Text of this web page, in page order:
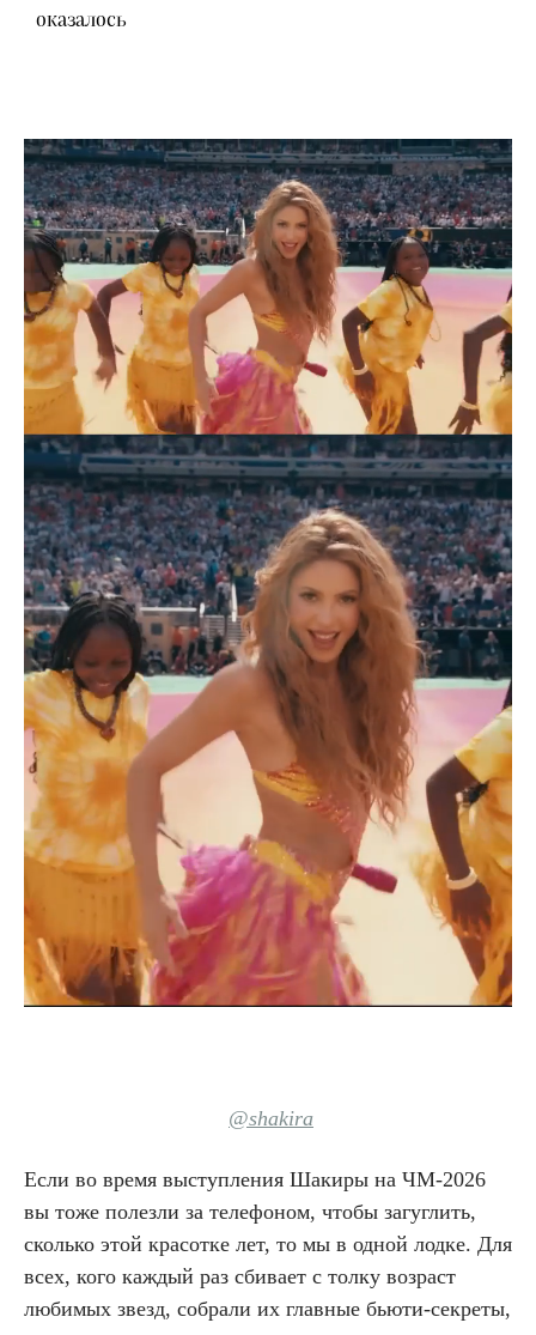
оказалось
@shakira
Если во время выступления Шакиры на ЧМ-2026
вы тоже полезли за телефоном, чтобы загуглить,
сколько этой красотке лет, то мы в одной лодке. Для
всех, кого каждый раз сбивает с толку возраст
любимых звезд, собрали их главные бьюти-секреты,